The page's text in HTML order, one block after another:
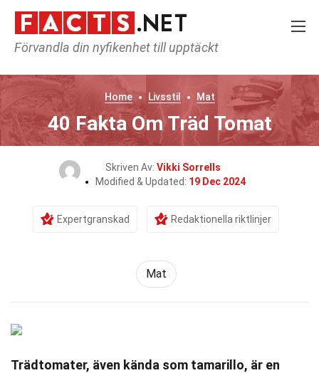
Förvandla din nyfikenhet till upptäckt
Home Livsstil Mat
40 Fakta Om Träd Tomat
Skriven Av: Vikki Sorrells
Modified & Updated: 19 Dec 2024
Expertgranskad Redaktionella riktlinjer
Mat
Trädtomater, även kända som tamarillo, är en